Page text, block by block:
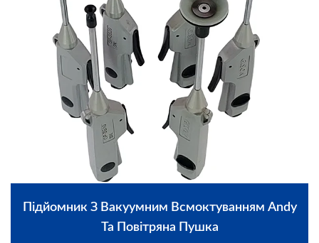
Підйомник З Вакуумним Всмоктуванням Andy
Та Повітряна Пушка